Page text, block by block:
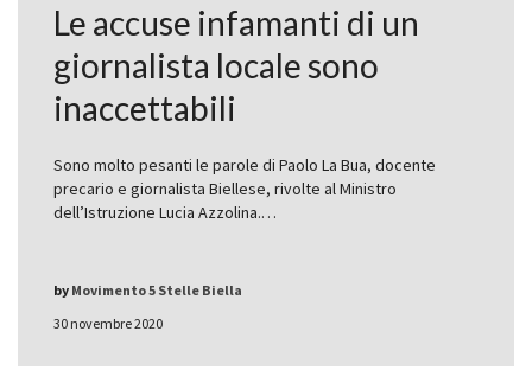
Le accuse infamanti di un
giornalista locale sono
inaccettabili
Sono molto pesanti le parole di Paolo La Bua, docente
precario e giornalista Biellese, rivolte al Ministro
dell’Istruzione Lucia Azzolina.…
30 novembre 2020
by Movimento 5 Stelle Biella